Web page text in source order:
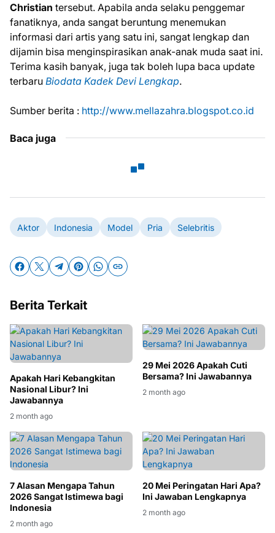
Christian tersebut. Apabila anda selaku penggemar
fanatiknya, anda sangat beruntung menemukan
informasi dari artis yang satu ini, sangat lengkap dan
dijamin bisa menginspirasikan anak-anak muda saat ini.
Terima kasih banyak, juga tak boleh lupa baca update
terbaru Biodata Kadek Devi Lengkap.
Sumber berita : http://www.mellazahra.blogspot.co.id
Baca juga
Aktor Indonesia Model Pria Selebritis
Berita Terkait
Apakah Hari Kebangkitan
Nasional Libur? Ini
Jawabannya
2 month ago
29 Mei 2026 Apakah Cuti
Bersama? Ini Jawabannya
2 month ago
7 Alasan Mengapa Tahun
2026 Sangat Istimewa bagi
Indonesia
2 month ago
20 Mei Peringatan Hari Apa?
Ini Jawaban Lengkapnya
2 month ago